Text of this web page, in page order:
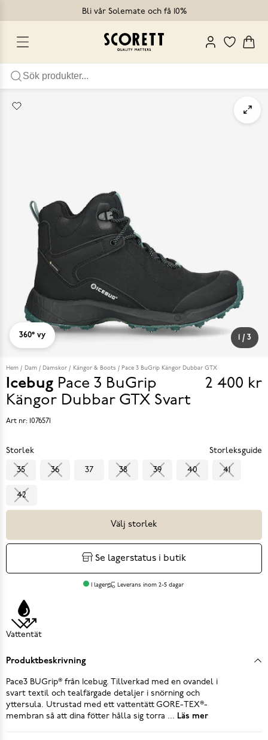
Bli vår Solemate och få 10%
/ 3
360° vy
Hem Dam Damskor Kängor & Boots Pace 3 BuGrip Kängor Dubbar GTX
Icebug Pace 3 BuGrip
Kängor Dubbar GTX Svart
Pris
2 400 kr
Art nr: 1076571
Storlek Storleksguide
35 36 37 38 39 40 41
42
Välj storlek
Se lagerstatus i butik
I lager Leverans inom 2-5 dagar
Vattentät
Produktbeskrivning
Pace3 BUGrip® från Icebug. Tillverkad med en ovandel i
svart textil och tealfärgade detaljer i snörning och
yttersula. Utrustad med ett vattentätt GORE-TEX®-
membran så att dina fötter hålla sig torra ... Läs mer